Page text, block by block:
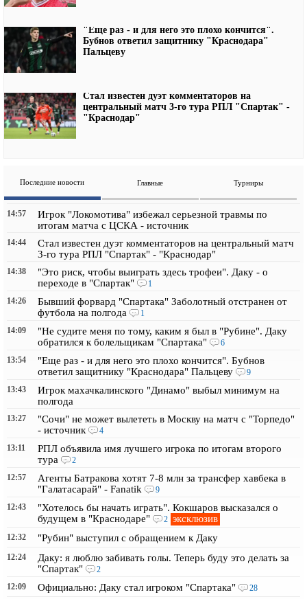
"Еще раз - и для него это плохо кончится".
Бубнов ответил защитнику "Краснодара"
Пальцеву
Стал известен дуэт комментаторов на
центральный матч 3-го тура РПЛ "Спартак" -
"Краснодар"
Последние новости Главные Турниры
14:57
Игрок "Локомотива" избежал серьезной травмы по
итогам матча с ЦСКА - источник
14:44
Стал известен дуэт комментаторов на центральный матч
3-го тура РПЛ "Спартак" - "Краснодар"
14:38
"Это риск, чтобы выиграть здесь трофеи". Даку - о
переходе в "Спартак"
1
14:26
Бывший форвард "Спартака" Заболотный отстранен от
футбола на полгода
1
14:09
"Не судите меня по тому, каким я был в "Рубине". Даку
обратился к болельщикам "Спартака"
6
13:54
"Еще раз - и для него это плохо кончится". Бубнов
ответил защитнику "Краснодара" Пальцеву
9
13:43
Игрок махачкалинского "Динамо" выбыл минимум на
полгода
13:27
"Сочи" не может вылететь в Москву на матч с "Торпедо"
- источник
4
13:11
РПЛ объявила имя лучшего игрока по итогам второго
тура
2
12:57
Агенты Батракова хотят 7-8 млн за трансфер хавбека в
"Галатасарай" - Fanatik
9
12:43
"Хотелось бы начать играть". Кокшаров высказался о
будущем в "Краснодаре"
2 эксклюзив
12:32 "Рубин" выступил с обращением к Даку
12:24
Даку: я люблю забивать голы. Теперь буду это делать за
"Спартак"
2
12:09
Официально: Даку стал игроком "Спартака"
28